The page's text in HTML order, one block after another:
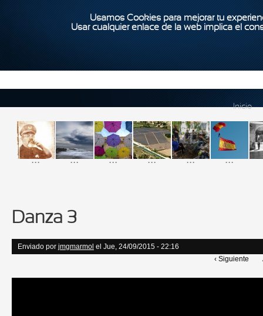
Usamos Cookies para mejorar tu
Usar cualquier enlace de la web implica el
Inicio
... ... ... ... ... ...
Danza 3
Enviado por jmgmarmol el Jue, 24/09/2015 - 22:16
‹ Siguiente